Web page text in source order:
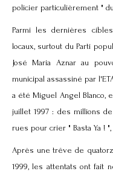
policier particulièrement "
Parmi les dernières
locaux, surtout du Parti
José Maria Aznar au
municipal assassiné par
a été Miguel Angel Blanco,
juillet 1997 : des millions
rues pour crier " Basta Ya ! ",
Après une trêve de
1999, les attentats ont fait